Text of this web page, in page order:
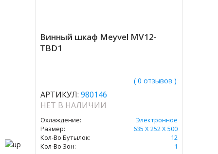
Винный шкаф Meyvel MV12-
TBD1
( 0 отзывов )
АРТИКУЛ: 980146
НЕТ В НАЛИЧИИ
Охлаждение:
Электронное
Размер:
635 Х 252 Х 500
Кол-Во Бутылок:
12
Кол-Во Зон:
1